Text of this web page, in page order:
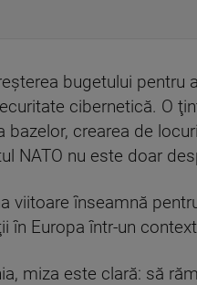
bugetului
cibernetică. O
bazelor, crearea de
NATO nu este doar
viitoare înseamnă
în Europa într-un
miza este clară: să